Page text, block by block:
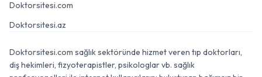
Doktorsitesi.com
Doktorsitesi.az
Doktorsitesi.com sağlık sektöründe hizmet veren tıp doktorları,
diş hekimleri, fizyoterapistler, psikologlar vb. sağlık